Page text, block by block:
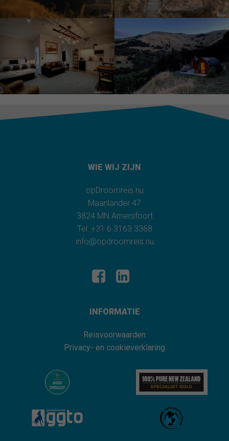
WIE WIJ ZIJN
opDroomreis.nu
Maanlander 47
3824 MN Amersfoort
Tel: +31 6 3163 3368
info@opdroomreis.nu
INFORMATIE
Reisvoorwaarden
Privacy- en cookieverklaring